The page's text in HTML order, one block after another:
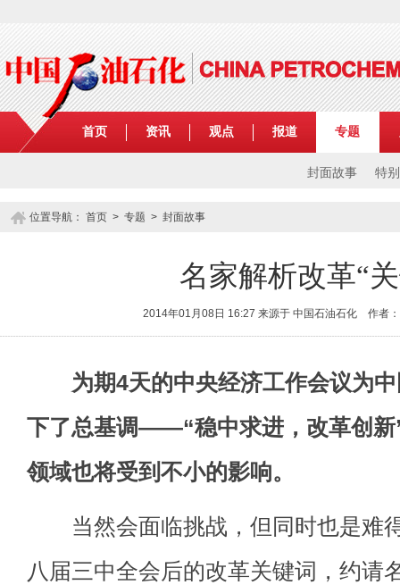
首页 资讯 观点 报道 专题
封面故事 特
位置导航： 首页 > 专题 > 封面故事
名家解析改革“
2014年01月08日 16:27 来源于 中国石油石化 作
为期4天的中央经济工作会议为
下了总基调——“稳中求进，改革创新
领域也将受到不小的影响。
当然会面临挑战，但同时也是难
八届三中全会后的改革关键词，约请